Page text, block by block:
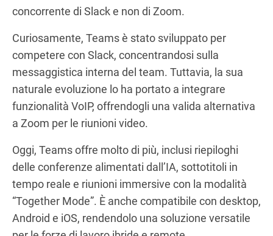
concorrente di Slack e non di Zoom.
Curiosamente, Teams è stato sviluppato per
competere con Slack, concentrandosi sulla
messaggistica interna del team. Tuttavia, la sua
naturale evoluzione lo ha portato a integrare
funzionalità VoIP, offrendogli una valida alternativa
a Zoom per le riunioni video.
Oggi, Teams offre molto di più, inclusi riepiloghi
delle conferenze alimentati dall’IA, sottotitoli in
tempo reale e riunioni immersive con la modalità
“Together Mode”. È anche compatibile con desktop,
Android e iOS, rendendolo una soluzione versatile